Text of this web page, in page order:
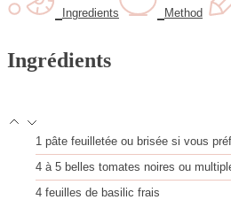
e
t
Ingredients Method
Ingrédients
1 pâte feuilletée ou brisée si vous
4 à 5 belles tomates noires ou
4 feuilles de basilic frais